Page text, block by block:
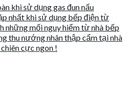
khi sử dụng gas đun nấu
nhất khi sử dụng bếp điện từ
những mối nguy hiểm từ nhà bếp
thu nướng nhân thập cẩm tại nhà
cực ngon !